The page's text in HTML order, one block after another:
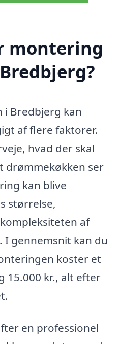
montering
i Bredbjerg kan
af flere faktorer.
hvad der skal
drømmekøkken ser
kan blive
størrelse,
af
gennemsnit kan du
koster et
15.000 kr., alt efter
en professionel